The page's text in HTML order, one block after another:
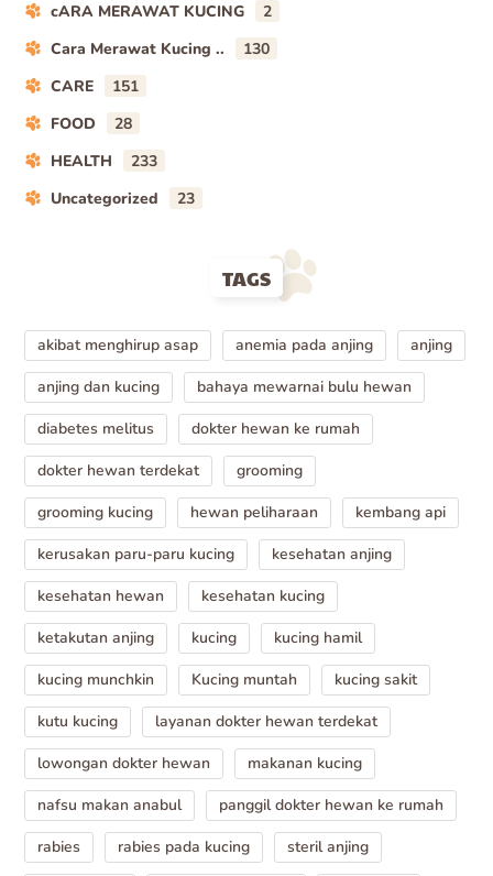
cARA MERAWAT KUCING
2
Cara Merawat Kucing ..
130
CARE
151
FOOD
28
HEALTH
233
Uncategorized
23
TAGS
akibat menghirup asap anemia pada anjing
anjing
anjing dan kucing
bahaya mewarnai bulu hewan
diabetes melitus
dokter hewan ke rumah
dokter hewan terdekat
grooming
grooming kucing
hewan peliharaan
kembang api
kerusakan paru-paru kucing
kesehatan anjing
kesehatan hewan
kesehatan kucing
ketakutan anjing
kucing
kucing hamil
kucing munchkin
Kucing muntah
kucing sakit
kutu kucing
layanan dokter hewan terdekat
lowongan dokter hewan
makanan kucing
nafsu makan anabul
panggil dokter hewan ke rumah
rabies
rabies pada kucing
steril anjing